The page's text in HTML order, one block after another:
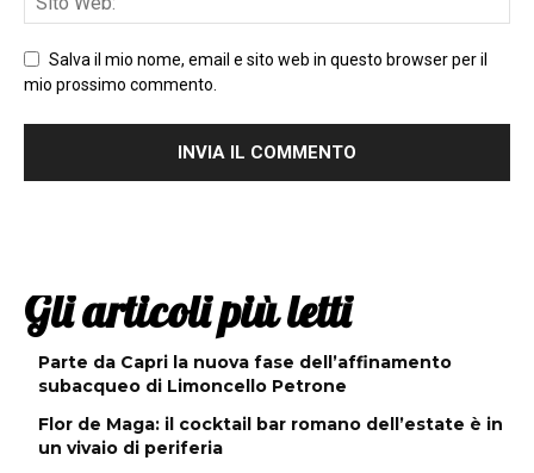
Salva il mio nome, email e sito web in questo browser per il
mio prossimo commento.
Gli articoli più letti
Parte da Capri la nuova fase dell’affinamento
subacqueo di Limoncello Petrone
Flor de Maga: il cocktail bar romano dell’estate è in
un vivaio di periferia